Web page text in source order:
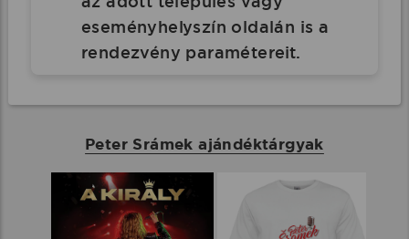
eseményhelyszín oldalán is a
rendezvény paramétereit.
Peter Srámek ajándéktárgyak